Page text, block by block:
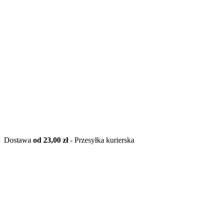
Dostawa od 23,00 zł- Przesyłka kurierska